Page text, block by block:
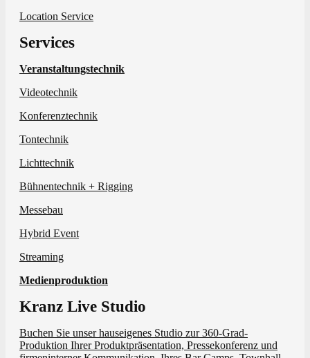
Location Service
Services
Veranstaltungstechnik
Videotechnik
Konferenztechnik
Tontechnik
Lichttechnik
Bühnentechnik + Rigging
Messebau
Hybrid Event
Streaming
Medienproduktion
Kranz Live Studio
Buchen Sie unser hauseigenes Studio zur 360-Grad-
Produktion Ihrer Produktpräsentation, Pressekonferenz und